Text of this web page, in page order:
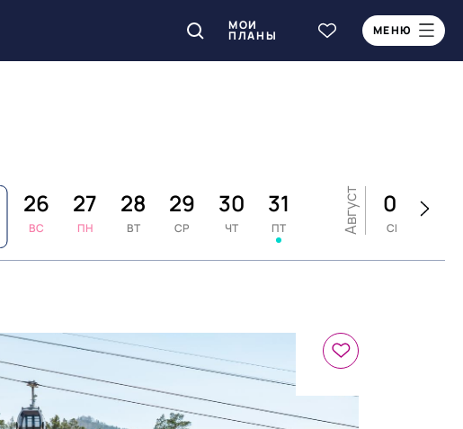
МОИ
ПЛАНЫ МЕНЮ
26
ВС
27
ПН
28
ВТ
29
СР
30
ЧТ
31
ПТ Август 01
СБ